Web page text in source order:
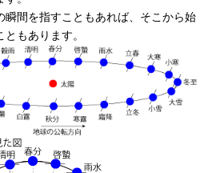
瞬間を指すこともあれば、そこから始
もあります。